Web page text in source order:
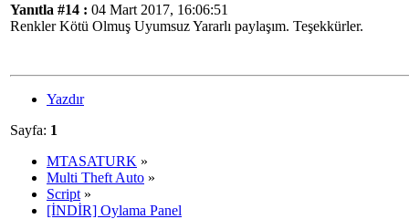
Yanıtla #14 : 04 Mart 2017, 16:06:51
Renkler Kötü Olmuş Uyumsuz Yararlı paylaşım. Teşekkürler.
Yazdır
Sayfa: 1
MTASATURK »
Multi Theft Auto »
Script »
[İNDİR] Oylama Panel